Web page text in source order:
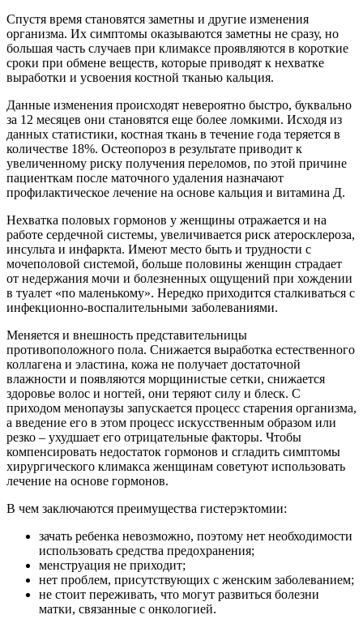
Спустя время становятся заметны и другие изменения
организма. Их симптомы оказываются заметны не сразу, но
большая часть случаев при климаксе проявляются в короткие
сроки при обмене веществ, которые приводят к нехватке
выработки и усвоения костной тканью кальция.
Данные изменения происходят невероятно быстро, буквально
за 12 месяцев они становятся еще более ломкими. Исходя из
данных статистики, костная ткань в течение года теряется в
количестве 18%. Остеопороз в результате приводит к
увеличенному риску получения переломов, по этой причине
пациенткам после маточного удаления назначают
профилактическое лечение на основе кальция и витамина Д.
Нехватка половых гормонов у женщины отражается и на
работе сердечной системы, увеличивается риск атеросклероза,
инсульта и инфаркта. Имеют место быть и трудности с
мочеполовой системой, больше половины женщин страдает
от недержания мочи и болезненных ощущений при хождении
в туалет «по маленькому». Нередко приходится сталкиваться с
инфекционно-воспалительными заболеваниями.
Меняется и внешность представительницы
противоположного пола. Снижается выработка естественного
коллагена и эластина, кожа не получает достаточной
влажности и появляются морщинистые сетки, снижается
здоровье волос и ногтей, они теряют силу и блеск. С
приходом менопаузы запускается процесс старения организма,
а введение его в этом процесс искусственным образом или
резко – ухудшает его отрицательные факторы. Чтобы
компенсировать недостаток гормонов и сгладить симптомы
хирургического климакса женщинам советуют использовать
лечение на основе гормонов.
В чем заключаются преимущества гистерэктомии:
зачать ребенка невозможно, поэтому нет необходимости
использовать средства предохранения;
менструация не приходит;
нет проблем, присутствующих с женским заболеванием;
не стоит переживать, что могут развиться болезни
матки, связанные с онкологией.